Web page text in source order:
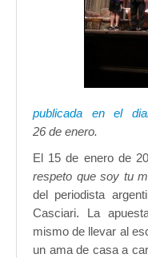
publicada en el
26 de enero.
El 15 de enero de
respeto que soy tu
del periodista
Casciari. La
mismo de llevar al
un ama de casa a